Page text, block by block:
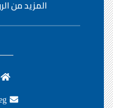
المزيد من